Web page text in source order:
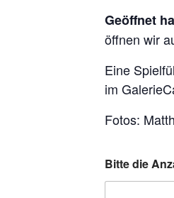
Geöffnet
öffnen wir
Eine
im
Fotos:
Bitte die